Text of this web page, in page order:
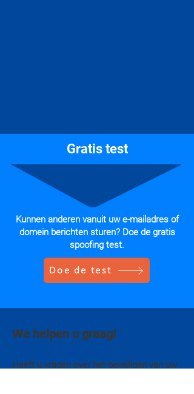
Gratis test
Kunnen anderen vanuit uw e-mailadres of
domein berichten sturen? Doe de gratis
spoofing test.
Doe de test
We helpen u graag!
Heeft u vragen over het beveiligen van uw